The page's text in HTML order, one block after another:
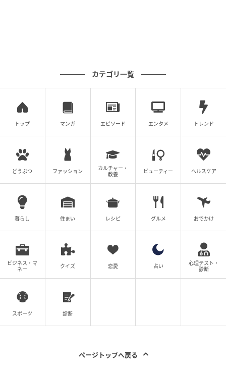
カテゴリ一覧
トップ マンガ エピソード エンタメ トレンド
どうぶつ ファッション
カルチャー・
教養
ビューティー ヘルスケア
暮らし 住まい レシピ グルメ おでかけ
ビジネス・マ
ネー
クイズ 恋愛 占い
心理テスト・
診断
スポーツ 診断
ページトップへ戻る